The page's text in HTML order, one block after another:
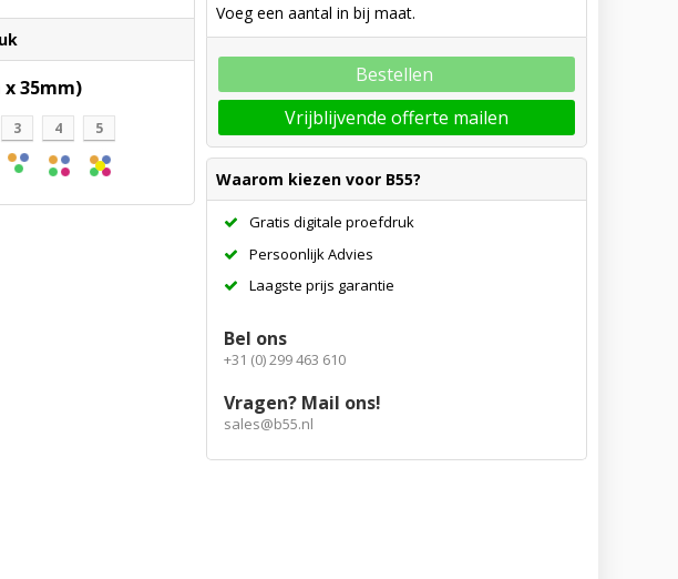
35mm)
3 4 5
Voeg een aantal in bij maat.
Bestellen
Vrijblijvende offerte mailen
Waarom kiezen voor B55?
Gratis digitale proefdruk
Persoonlijk Advies
Laagste prijs garantie
Bel ons
+31 (0) 299 463 610
Vragen? Mail ons!
sales@b55.nl